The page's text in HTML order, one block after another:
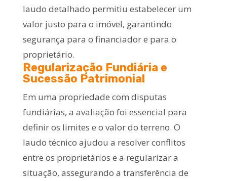
laudo detalhado permitiu estabelecer um
valor justo para o imóvel, garantindo
segurança para o financiador e para o
proprietário.
Regularização Fundiária e
Sucessão Patrimonial
Em uma propriedade com disputas
fundiárias, a avaliação foi essencial para
definir os limites e o valor do terreno. O
laudo técnico ajudou a resolver conflitos
entre os proprietários e a regularizar a
situação, assegurando a transferência de